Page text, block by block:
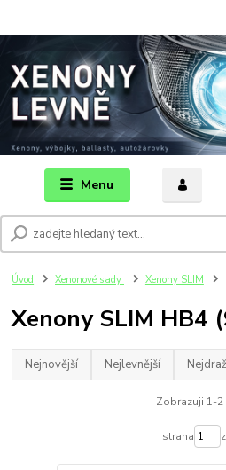
Menu
Úvod Xenonové sady Xenony SLIM
Xenony SLIM HB4
Nejnovější Nejlevnější
Zobrazuji 1-2
strana